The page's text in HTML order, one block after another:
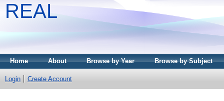
REAL
Home About Browse by Year Browse by Subject
Login Create Account